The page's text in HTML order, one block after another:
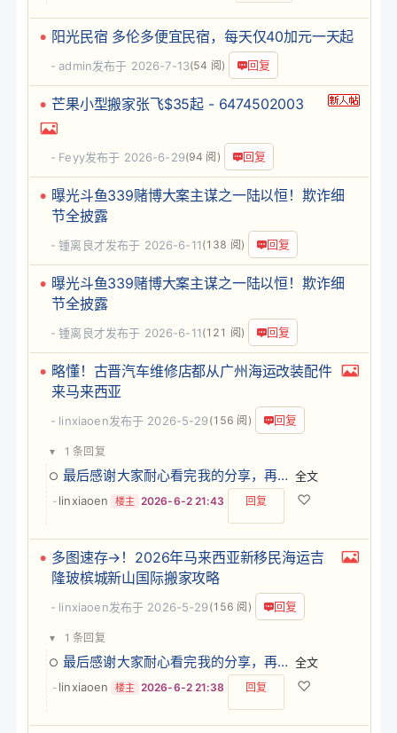
阳光民宿 多伦多便宜民宿，每天仅40加元一天起
admin (54 阅) 回复
发布于 2026-7-13
芒果小型搬家张飞$35起 - 6474502003
Feyy (94 阅) 回复
发布于 2026-6-29
曝光斗鱼339赌博大案主谋之一陆以恒！欺诈细
节全披露
锺离良才 (138 阅) 回复
发布于 2026-6-11
曝光斗鱼339赌博大案主谋之一陆以恒！欺诈细
节全披露
锺离良才 (121 阅) 回复
发布于 2026-6-11
略懂！古晋汽车维修店都从广州海运改装配件
来马来西亚
linxiaoen (156 阅) 回复
发布于 2026-5-29
▾ 1 条回复
最后感谢大家耐心看完我的分享，再次贴上我的联系方式，您有国际物流方面的问题，我会把我知道的逐… 全文
- linxiaoen 楼主 2026-6-2 21:43 回复 ♡
多图速存→！2026年马来西亚新移民海运吉
隆玻槟城新山国际搬家攻略
linxiaoen (156 阅) 回复
发布于 2026-5-29
▾ 1 条回复
最后感谢大家耐心看完我的分享，再次贴上我的联系方式，您有国际物流方面的问题，我会把我知道的逐… 全文
- linxiaoen 楼主 2026-6-2 21:38 回复 ♡